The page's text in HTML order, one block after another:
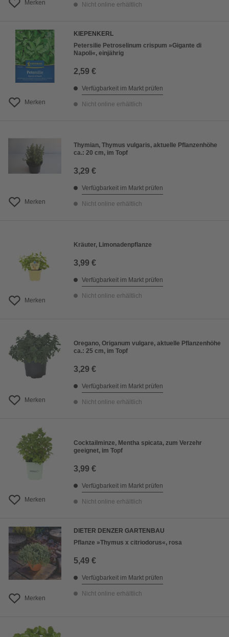
Merken Nicht online erhältlich
Merken
KIEPENKERL
Petersilie Petroselinum crispum »Gigante di
Napoli«, einjährig
2,59 €
Verfügbarkeit im Markt prüfen
Nicht online erhältlich
Merken
Thymian, Thymus vulgaris, aktuelle Pflanzenhöhe
ca.: 20 cm, im Topf
3,29 €
Verfügbarkeit im Markt prüfen
Nicht online erhältlich
Merken
Kräuter, Limonadenpflanze
3,99 €
Verfügbarkeit im Markt prüfen
Nicht online erhältlich
Merken
Oregano, Origanum vulgare, aktuelle Pflanzenhöhe
ca.: 25 cm, im Topf
3,29 €
Verfügbarkeit im Markt prüfen
Nicht online erhältlich
Merken
Cocktailminze, Mentha spicata, zum Verzehr
geeignet, im Topf
3,99 €
Verfügbarkeit im Markt prüfen
Nicht online erhältlich
Merken
DIETER DENZER GARTENBAU
Pflanze »Thymus x citriodorus«, rosa
5,49 €
Verfügbarkeit im Markt prüfen
Nicht online erhältlich